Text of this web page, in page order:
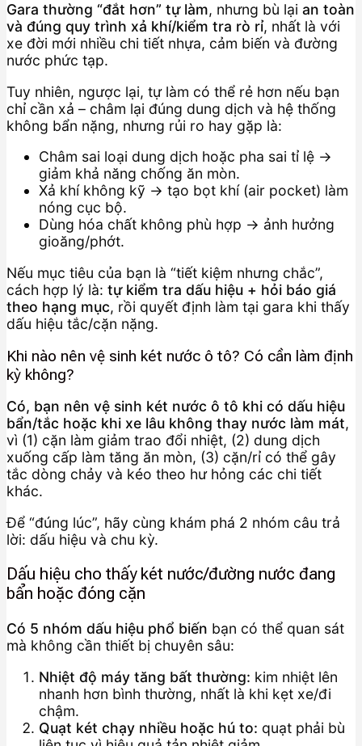
Gara thường “đắt hơn” tự làm, nhưng bù lại an toàn
và đúng quy trình xả khí/kiểm tra rò rỉ, nhất là với
xe đời mới nhiều chi tiết nhựa, cảm biến và đường
nước phức tạp.
Tuy nhiên, ngược lại, tự làm có thể rẻ hơn nếu bạn
chỉ cần xả – châm lại đúng dung dịch và hệ thống
không bẩn nặng, nhưng rủi ro hay gặp là:
Châm sai loại dung dịch hoặc pha sai tỉ lệ →
giảm khả năng chống ăn mòn.
Xả khí không kỹ → tạo bọt khí (air pocket) làm
nóng cục bộ.
Dùng hóa chất không phù hợp → ảnh hưởng
gioăng/phớt.
Nếu mục tiêu của bạn là “tiết kiệm nhưng chắc”,
cách hợp lý là: tự kiểm tra dấu hiệu + hỏi báo giá
theo hạng mục, rồi quyết định làm tại gara khi thấy
dấu hiệu tắc/cặn nặng.
Khi nào nên vệ sinh két nước ô tô? Có cần làm định
kỳ không?
Có, bạn nên vệ sinh két nước ô tô khi có dấu hiệu
bẩn/tắc hoặc khi xe lâu không thay nước làm mát,
vì (1) cặn làm giảm trao đổi nhiệt, (2) dung dịch
xuống cấp làm tăng ăn mòn, (3) cặn/rỉ có thể gây
tắc dòng chảy và kéo theo hư hỏng các chi tiết
khác.
Để “đúng lúc”, hãy cùng khám phá 2 nhóm câu trả
lời: dấu hiệu và chu kỳ.
Dấu hiệu cho thấy két nước/đường nước đang
bẩn hoặc đóng cặn
Có 5 nhóm dấu hiệu phổ biến bạn có thể quan sát
mà không cần thiết bị chuyên sâu:
Nhiệt độ máy tăng bất thường: kim nhiệt lên
nhanh hơn bình thường, nhất là khi kẹt xe/đi
chậm.
Quạt két chạy nhiều hoặc hú to: quạt phải bù